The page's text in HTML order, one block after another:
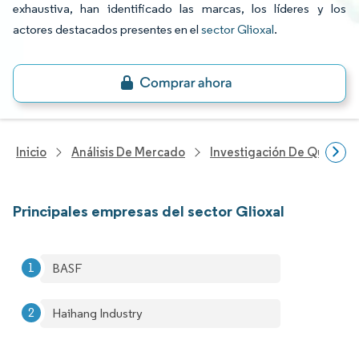
exhaustiva, han identificado las marcas, los líderes y los
actores destacados presentes en el sector Glioxal.
Inicio Análisis De Mercado Investigación De
Principales empresas del sector Glioxal
BASF
Haihang Industry